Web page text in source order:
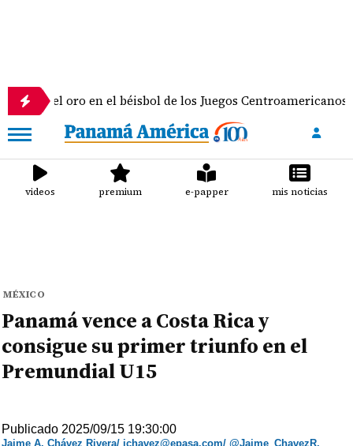
oro en el béisbol de los Juegos Centroamericanos y del
videos premium e-papper mis noticias
MÉXICO
Panamá vence a Costa Rica y
consigue su primer triunfo en el
Premundial U15
Publicado 2025/09/15 19:30:00
Jaime A. Chávez Rivera/ jchavez@epasa.com/ @Jaime_ChavezR.